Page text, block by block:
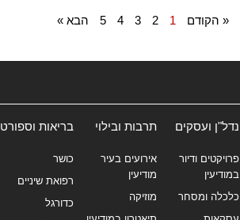
« הקודם 1
2
3
4
5 הבא »
נדל"ן ועסקים
פרויקטים ודיור
במודיעין
כלכלה ומסחר
תרבות ובילוי
אירועים בעיר
מודיעין
מוזיקה
בריאות וספורט
כושר
רפואת שיניים
כדורגל